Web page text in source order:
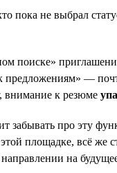
пока не выбрал
поиске»
предложениям» —
внимание к резюме
забывать про эту
площадке, всё же
на